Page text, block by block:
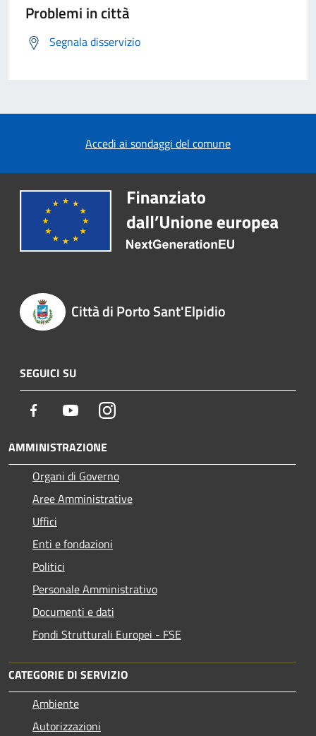
Problemi in città
Segnala disservizio
Accedi ai sondaggi del comune
Città di Porto Sant'Elpidio
SEGUICI SU
Facebook YoutubeInstagram
AMMINISTRAZIONE
Organi di Governo
Aree Amministrative
Uffici
Enti e fondazioni
Politici
Personale Amministrativo
Documenti e dati
Fondi Strutturali Europei - FSE
CATEGORIE DI SERVIZIO
Ambiente
Autorizzazioni